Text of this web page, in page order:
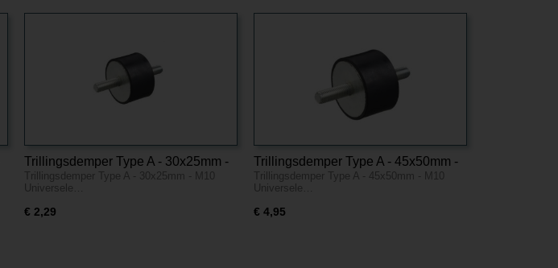
Trillingsdemper Type A - 30x25mm -
M10
Trillingsdemper Type A - 30x25mm - M10
Universele…
€ 2,29
Trillingsdemper Type A - 45x50mm -
M10
Trillingsdemper Type A - 45x50mm - M10
Universele…
€ 4,95